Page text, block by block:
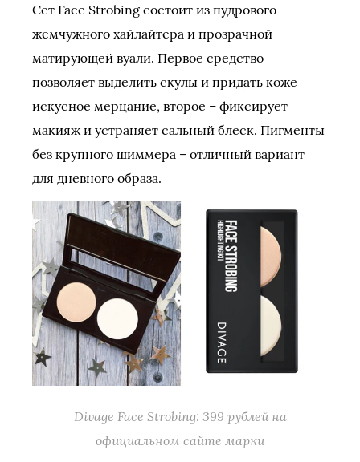
Сет Face Strobing состоит из пудрового
жемчужного хайлайтера и прозрачной
матирующей вуали. Первое средство
позволяет выделить скулы и придать коже
искусное мерцание, второе – фиксирует
макияж и устраняет сальный блеск. Пигменты
без крупного шиммера – отличный вариант
для дневного образа.
Divage Face Strobing: 399 рублей на
официальном сайте марки